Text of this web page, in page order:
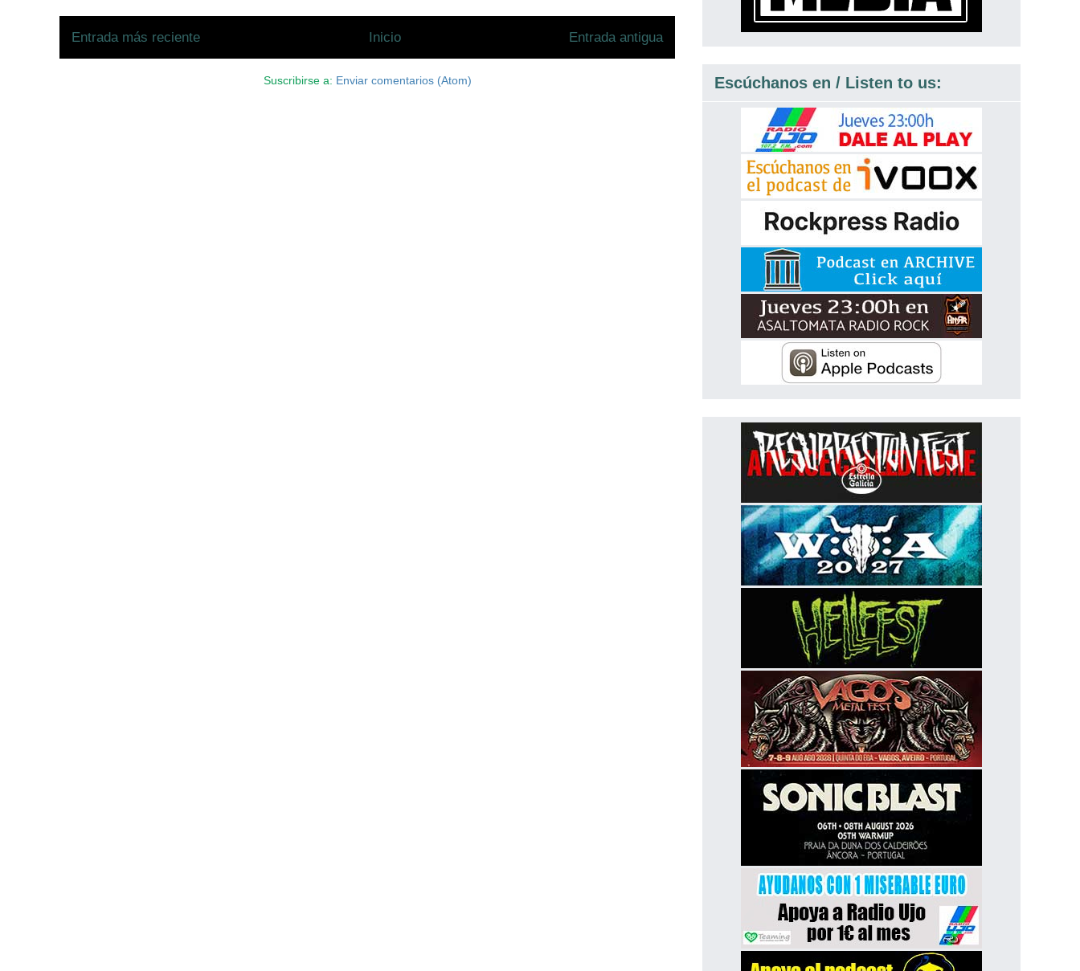
Entrada más reciente Entrada antigua
Inicio
Suscribirse a: Enviar comentarios (Atom) Escúchanos en / Listen to us: